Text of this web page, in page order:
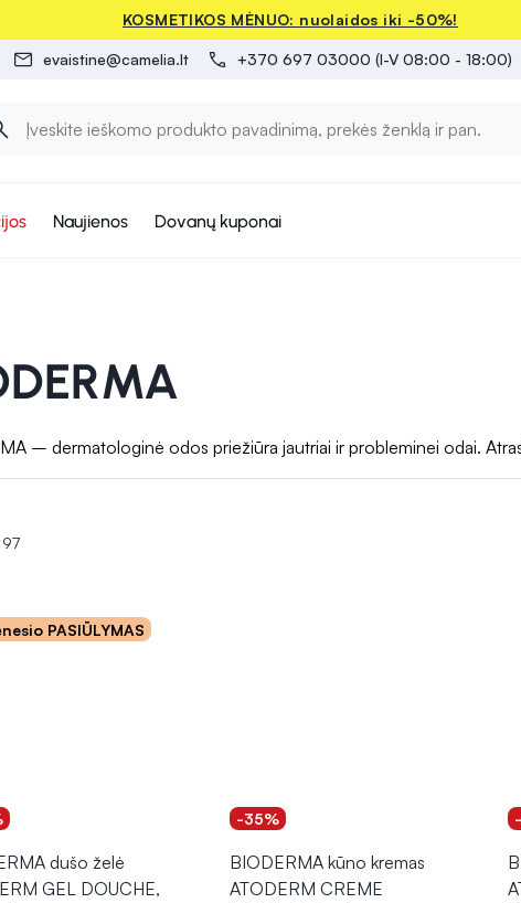
KOSMETIKOS MĖNUO: nuolaidos iki -50%!
evaistine@camelia.lt +370 697 03000 (I-V 08:00 - 18:00)
Naujienos Dovanų kuponai
– dermatologinė odos priežiūra jautriai ir probleminei odai.
PASIŪLYMAS
dušo želė
GEL DOUCHE,
-35%
BIODERMA kūno kremas
ATODERM CREME